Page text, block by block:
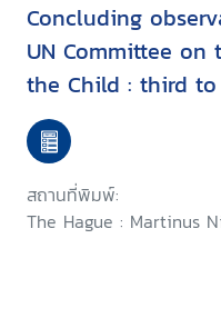
Concluding
UN Committee on
the Child : third
session (1993-1998)
สถานที่พิมพ์:
The Hague : Martinus